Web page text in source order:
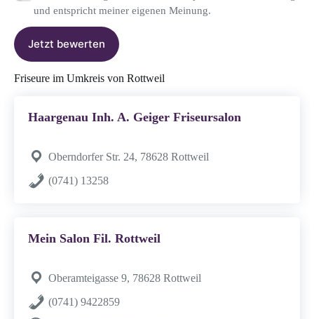
und entspricht meiner eigenen Meinung.
Jetzt bewerten
Friseure im Umkreis von Rottweil
Haargenau Inh. A. Geiger Friseursalon
Oberndorfer Str. 24, 78628 Rottweil
(0741) 13258
Mein Salon Fil. Rottweil
Oberamteigasse 9, 78628 Rottweil
(0741) 9422859